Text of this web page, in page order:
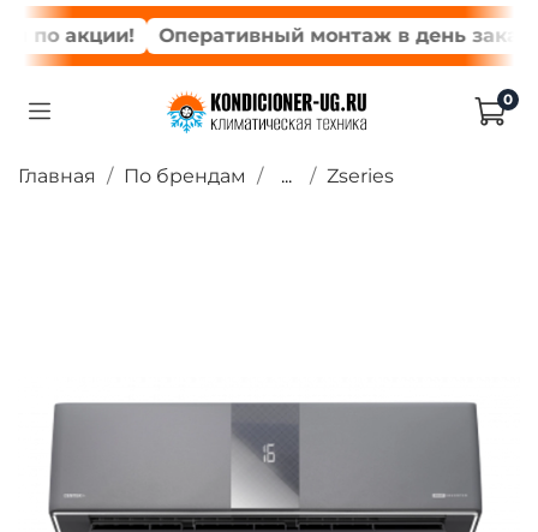
акции! Оперативный монтаж в день заказа*
0
Главная По брендам ... Zseries